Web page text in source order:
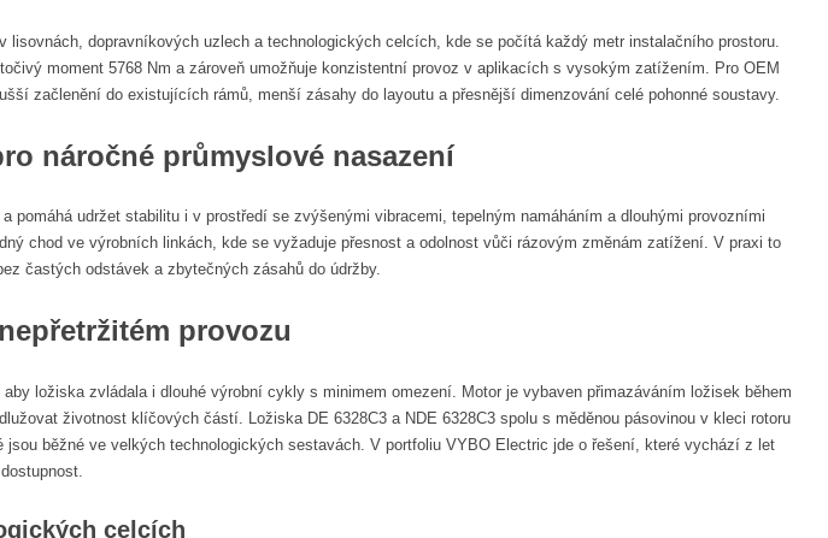
lisovnách, dopravníkových uzlech a technologických celcích, kde se počítá každý metr instalačního prostoru.
moment 5768 Nm a zároveň umožňuje konzistentní provoz v aplikacích s vysokým zatížením. Pro OEM
začlenění do existujících rámů, menší zásahy do layoutu a přesnější dimenzování celé pohonné soustavy.
náročné průmyslové nasazení
pomáhá udržet stabilitu i v prostředí se zvýšenými vibracemi, tepelným namáháním a dlouhými provozními
chod ve výrobních linkách, kde se vyžaduje přesnost a odolnost vůči rázovým změnám zatížení. V praxi to
častých odstávek a zbytečných zásahů do údržby.
provozu
ložiska zvládala i dlouhé výrobní cykly s minimem omezení. Motor je vybaven přimazáváním ložisek během
životnost klíčových částí. Ložiska DE 6328C3 a NDE 6328C3 spolu s měděnou pásovinou v kleci rotoru
běžné ve velkých technologických sestavách. V portfoliu VYBO Electric jde o řešení, které vychází z let
celcích